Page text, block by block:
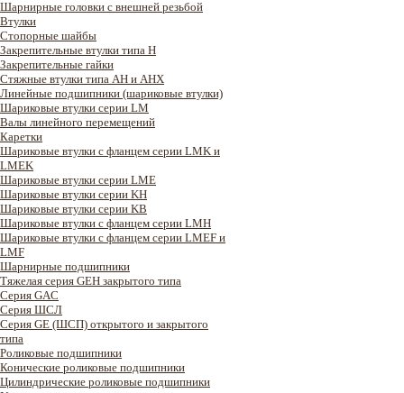
Шарнирные головки с внешней резьбой
Втулки
Стопорные шайбы
Закрепительные втулки типа H
Закрепительные гайки
Стяжные втулки типа AH и AHX
Линейные подшипники (шариковые втулки)
Шариковые втулки серии LM
Валы линейного перемещений
Каретки
Шариковые втулки с фланцем серии LMK и
LMEK
Шариковые втулки серии LME
Шариковые втулки серии KH
Шариковые втулки серии KB
Шариковые втулки с фланцем серии LMH
Шариковые втулки с фланцем серии LMEF и
LMF
Шарнирные подшипники
Тяжелая серия GEH закрытого типа
Серия GAC
Cерия ШСЛ
Серия GE (ШСП) открытого и закрытого
типа
Роликовые подшипники
Конические роликовые подшипники
Цилиндрические роликовые подшипники